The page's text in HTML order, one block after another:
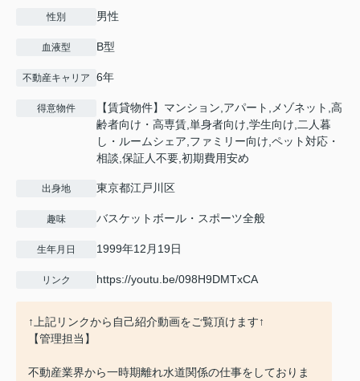
性別 男性
血液型 B型
不動産キャリア 6年
得意物件
【賃貸物件】マンション,アパート,メゾネット,高
齢者向け・高専賃,単身者向け,学生向け,二人暮
し・ルームシェア,ファミリー向け,ペット対応・
相談,保証人不要,初期費用安め
出身地 東京都江戸川区
趣味 バスケットボール・スポーツ全般
生年月日 1999年12月19日
リンク https://youtu.be/098H9DMTxCA
↑上記リンクから自己紹介動画をご覧頂けます↑
【管理担当】
不動産業界から一時期離れ水道関係の仕事をしておりま